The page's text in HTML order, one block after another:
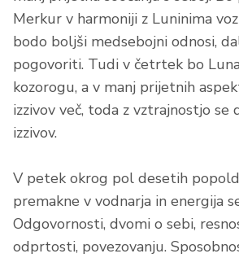
Merkur v harmoniji z Luninima
bodo boljši medsebojni odnosi,
pogovoriti. Tudi v četrtek bo
kozorogu, a v manj prijetnih
izzivov več, toda z vztrajnostjo se
izzivov.
V petek okrog pol desetih
premakne v vodnarja in energija
Odgovornosti, dvomi o sebi,
odprtosti, povezovanju.